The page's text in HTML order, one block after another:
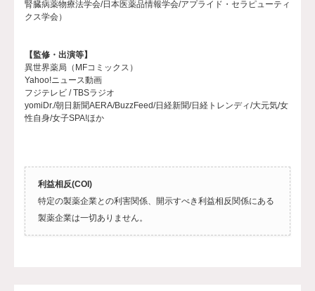
腎臓病薬物療法学会/日本医薬品情報学会/アプライド・セラピューティ
クス学会）
【監修・出演等】
異世界薬局（MFコミックス）
Yahoo!ニュース動画
フジテレビ / TBSラジオ
yomiDr./朝日新聞AERA/BuzzFeed/日経新聞/日経トレンディ/大元気/女
性自身/女子SPA!ほか
利益相反(COI)
特定の製薬企業との利害関係、開示すべき利益相反関係にある
製薬企業は一切ありません。